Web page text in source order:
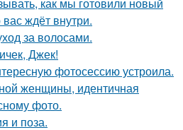
как мы готовили новый
ждёт внутри.
за волосами.
Джек!
фотосессию устроила.
женщины, идентичная
фото.
и поза.